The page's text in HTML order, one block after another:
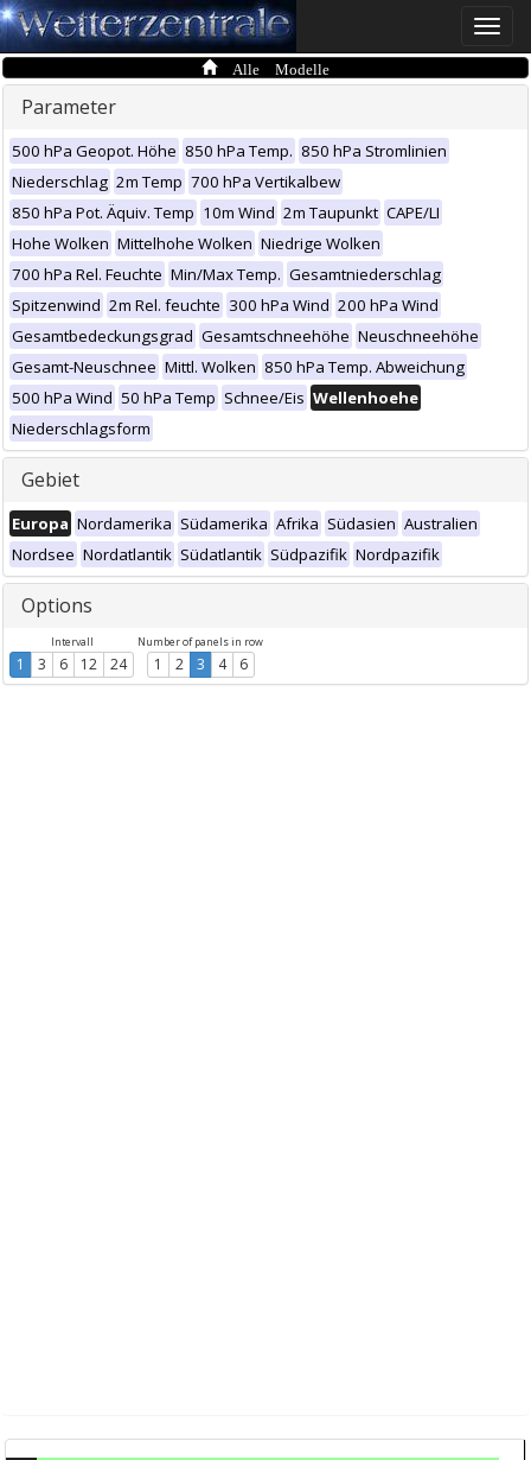
Toggle
Alle Modelle
Parameter
500 hPa Geopot. Höhe 850 hPa Temp. 850 hPa Stromlinien
Niederschlag 2m Temp 700 hPa Vertikalbew
850 hPa Pot. Äquiv. Temp 10m Wind 2m Taupunkt CAPE/LI
Hohe Wolken Mittelhohe Wolken Niedrige Wolken
700 hPa Rel. Feuchte Min/Max Temp. Gesamtniederschlag
Spitzenwind 2m Rel. feuchte 300 hPa Wind 200 hPa Wind
Gesamtbedeckungsgrad Gesamtschneehöhe Neuschneehöhe
Gesamt-Neuschnee Mittl. Wolken 850 hPa Temp. Abweichung
500 hPa Wind 50 hPa Temp Schnee/Eis Wellenhoehe
Niederschlagsform
Gebiet
Europa Nordamerika Südamerika Afrika Südasien Australien
Nordsee Nordatlantik Südatlantik Südpazifik Nordpazifik
Options
Intervall
1 3 6 12 24
Number of panels in row
1 2 3 4 6